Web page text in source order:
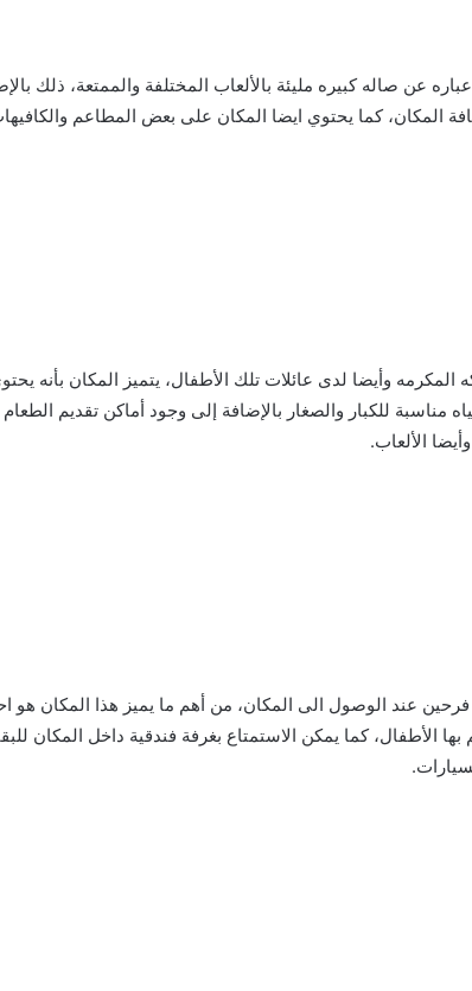
عن صاله كبيره مليئة بالألعاب المختلفة والممتعة، ذلك
المكان، كما يحتوي ايضا المكان على بعض المطاعم
وأيضا لدى عائلات تلك الأطفال، يتميز المكان بأنه
مناسبة للكبار والصغار بالإضافة إلى وجود أماكن تقديم
الألعاب.
فرحين عند الوصول الى المكان، من أهم ما يميز هذا المكان هو
بها الأطفال، كما يمكن الاستمتاع بغرفة فندقية داخل المكان